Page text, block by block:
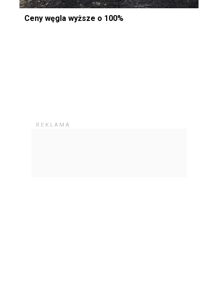
Ceny węgla wyższe o 100%